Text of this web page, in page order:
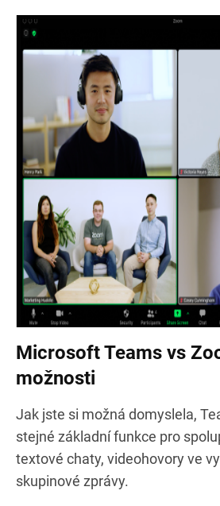
Microsoft Teams vs
možnosti
Jak jste si možná domyslela,
stejné základní funkce pro
textové chaty, videohovory ve
skupinové zprávy.